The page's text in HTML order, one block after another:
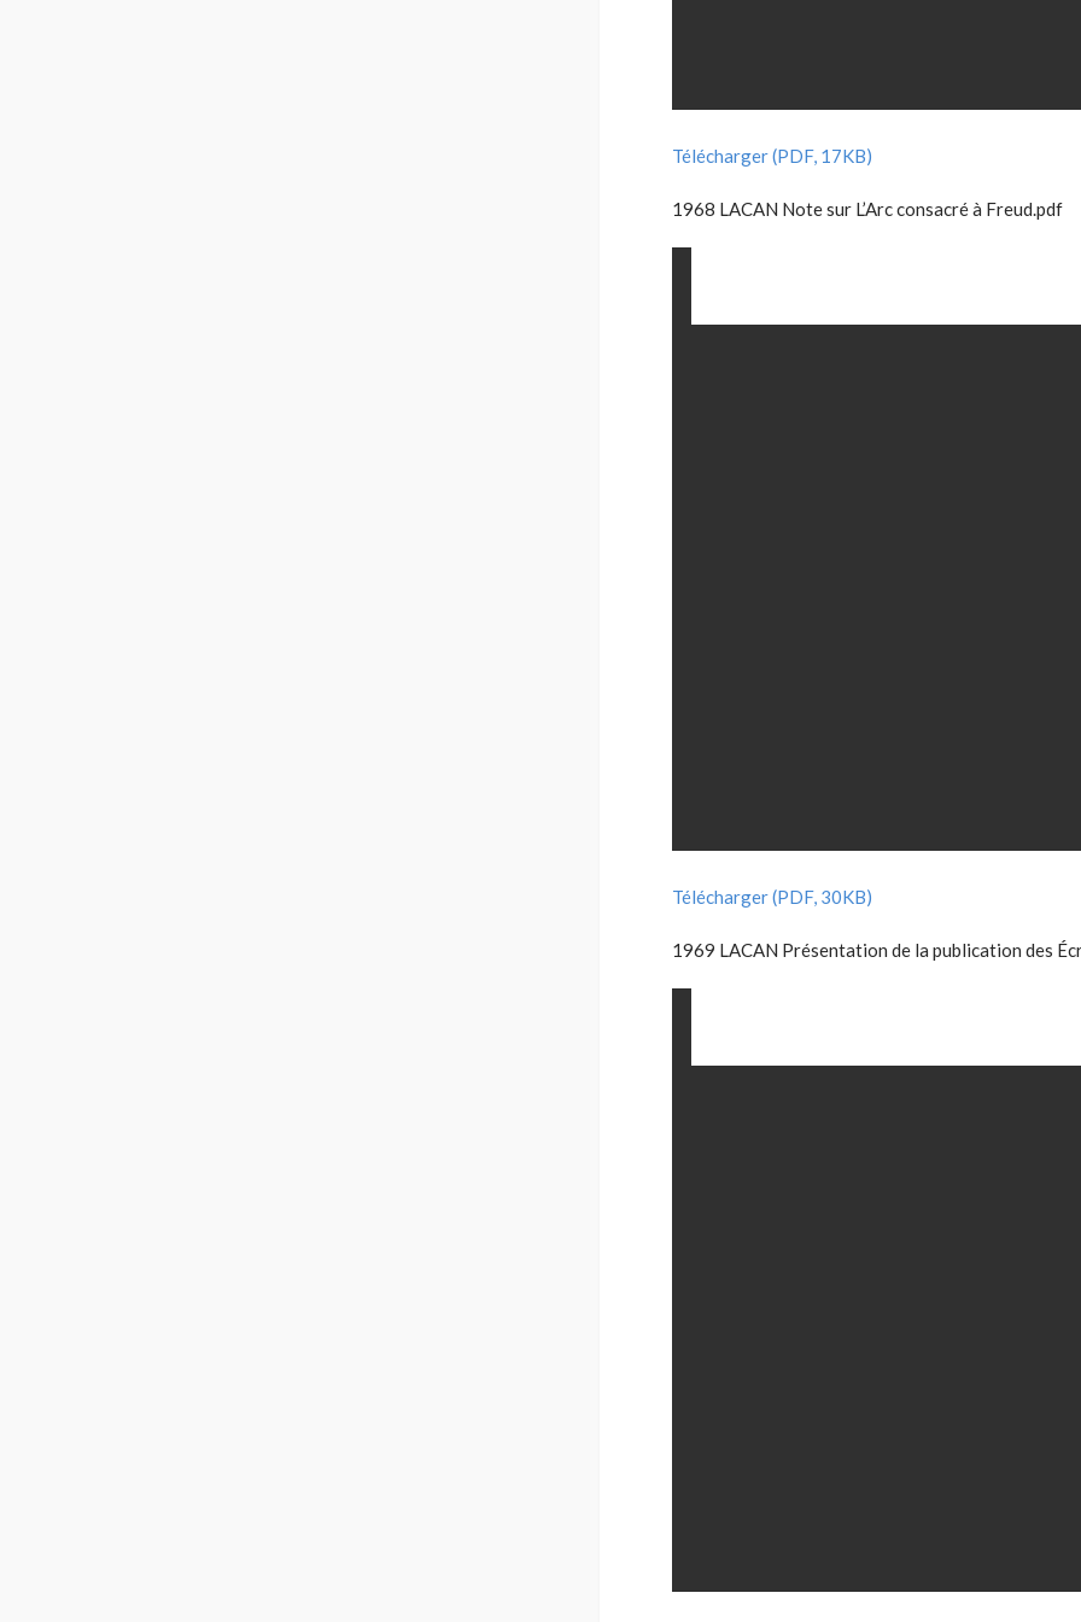
Télécharger (PDF, 17KB)
1968 LACAN Note sur L’Arc consacré à Freud.pdf
Télécharger (PDF, 30KB)
1969 LACAN Présentation de la publication des